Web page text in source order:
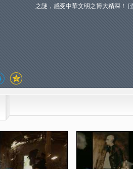
之謎，感受中華文明之博大精深！
[